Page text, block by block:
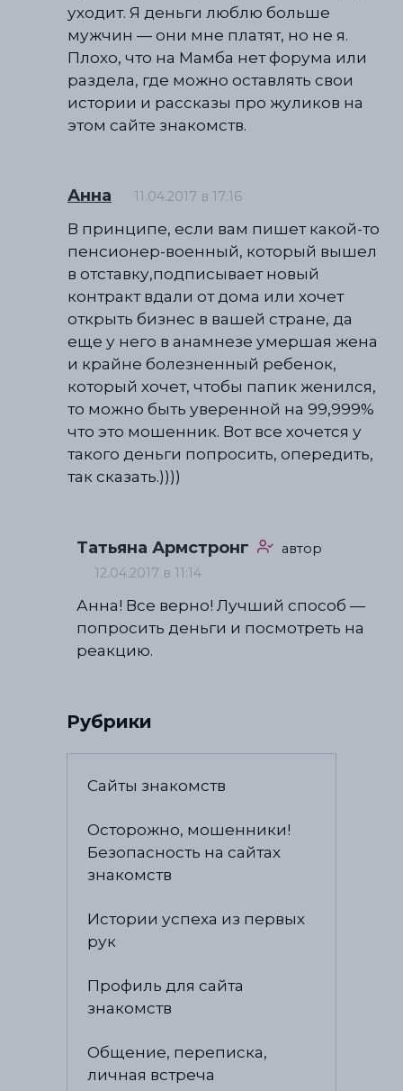
уходит. Я деньги люблю больше
мужчин — они мне платят, но не я.
Плохо, что на Мамба нет форума или
раздела, где можно оставлять свои
истории и рассказы про жуликов на
этом сайте знакомств.
Анна 11.04.2017 в 17:16
В принципе, если вам пишет какой-то
пенсионер-военный, который вышел
в отставку,подписывает новый
контракт вдали от дома или хочет
открыть бизнес в вашей стране, да
еще у него в анамнезе умершая жена
и крайне болезненный ребенок,
который хочет, чтобы папик женился,
то можно быть уверенной на 99,999%
что это мошенник. Вот все хочется у
такого деньги попросить, опередить,
так сказать.))))
Татьяна Армстронг
автор
12.04.2017 в 11:14
Анна! Все верно! Лучший способ —
попросить деньги и посмотреть на
реакцию.
Рубрики
Сайты знакомств
Осторожно, мошенники!
Безопасность на сайтах
знакомств
Истории успеха из первых
рук
Профиль для сайта
знакомств
Общение, переписка,
личная встреча